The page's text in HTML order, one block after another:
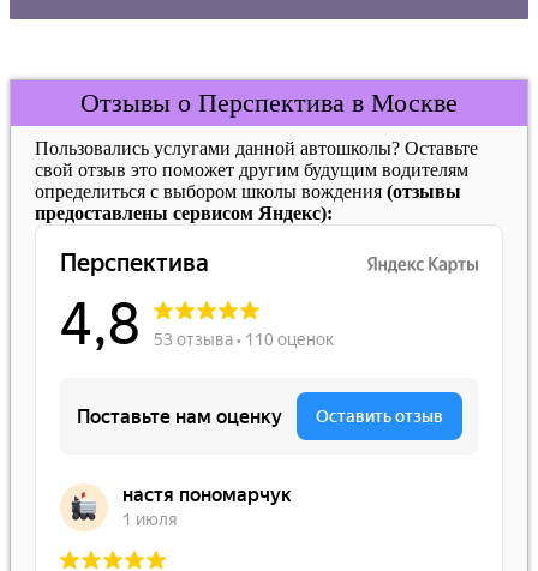
Отзывы о Перспектива в Москве
Пользовались услугами данной автошколы? Оставьте
свой отзыв это поможет другим будущим водителям
определиться с выбором школы вождения (отзывы
предоставлены сервисом Яндекс):